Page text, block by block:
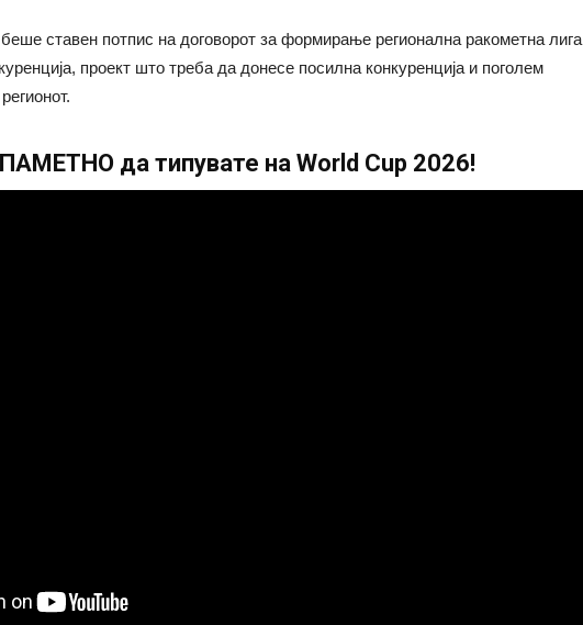
ставен потпис на договорот за формирање регионална ракометна лига
проект што треба да донесе посилна конкуренција и поголем
да типувате на World Cup 2026!